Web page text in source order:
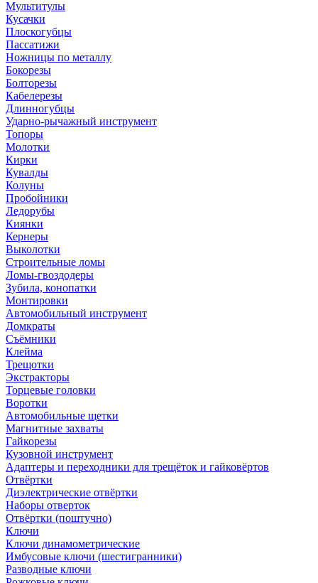
Мультитулы
Кусачки
Плоскогубцы
Пассатижи
Ножницы по металлу
Бокорезы
Болторезы
Кабелерезы
Длинногубцы
Ударно-рычажный инструмент
Топоры
Молотки
Кирки
Кувалды
Колуны
Пробойники
Ледорубы
Киянки
Кернеры
Выколотки
Строительные ломы
Ломы-гвоздодеры
Зубила, конопатки
Монтировки
Автомобильный инструмент
Домкраты
Съёмники
Клейма
Трещотки
Экстракторы
Торцевые головки
Воротки
Автомобильные щетки
Магнитные захваты
Гайкорезы
Кузовной инструмент
Адаптеры и переходники для трещёток и гайковёртов
Отвёртки
Диэлектрические отвёртки
Наборы отверток
Отвёртки (поштучно)
Ключи
Ключи динамометрические
Имбусовые ключи (шестигранники)
Разводные ключи